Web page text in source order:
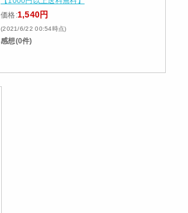
価格:1,540円
(2021/6/22 00:54時点)
感想(0件)